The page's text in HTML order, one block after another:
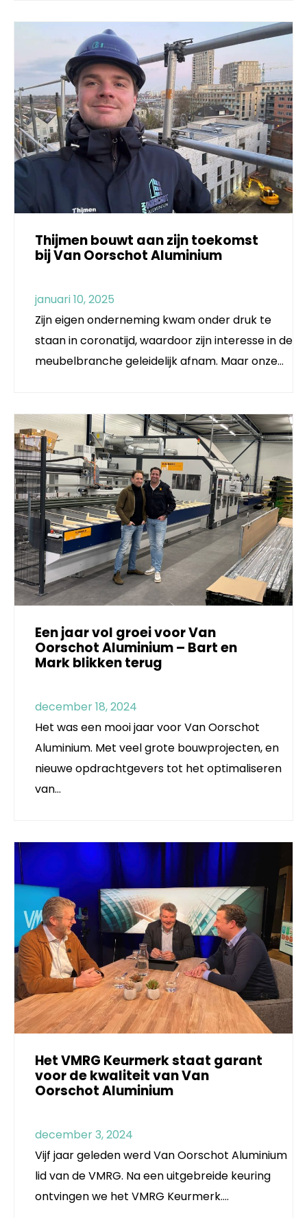
Thijmen bouwt aan zijn toekomst
bij Van Oorschot Aluminium
januari 10, 2025
Zijn eigen onderneming kwam onder druk te
staan in coronatijd, waardoor zijn interesse in de
meubelbranche geleidelijk afnam. Maar onze…
Een jaar vol groei voor Van
Oorschot Aluminium – Bart en
Mark blikken terug
december 18, 2024
Het was een mooi jaar voor Van Oorschot
Aluminium. Met veel grote bouwprojecten, en
nieuwe opdrachtgevers tot het optimaliseren
van…
Het VMRG Keurmerk staat garant
voor de kwaliteit van Van
Oorschot Aluminium
december 3, 2024
Vijf jaar geleden werd Van Oorschot Aluminium
lid van de VMRG. Na een uitgebreide keuring
ontvingen we het VMRG Keurmerk.…